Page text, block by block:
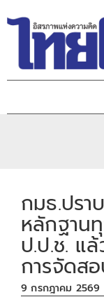
กมธ.ปรา
หลักฐาน
ป.ป.ช. แ
การจัดส
9 กรกฎาคม 2569